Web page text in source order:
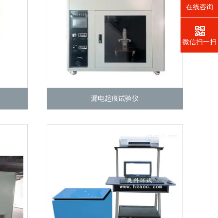
漏电起痕试验仪
在线咨询
微信扫一扫